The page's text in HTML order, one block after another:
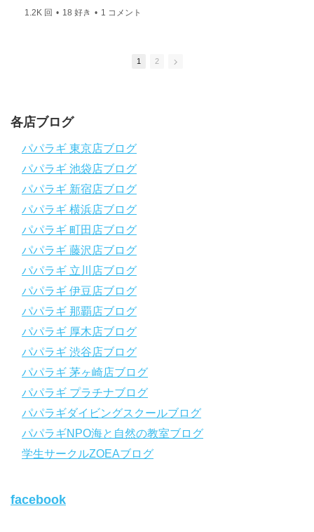
や悩みごとを解消するためのチャンネルです
ひとりでも多くの方に、素敵なダイビングライフを送っていただ
ダイビングのこんな情報を知りたいなどありましたらコメントを
～～～～～～～～～～～～～～～～～～～～～～～～～～～～
1986年創業！国内最大規模のスキューバダイビングスクール。
徹底した安全管理と、国内トップクラスの初心者ダイビングライ
センス認定実績。
～～～～～～～～～～～～～～～～～～～～～～～～～～～～
【スマホで見れるWebマニュアル！】
パパラギ公式LINEにご登録の上、メニューから「動画資料」を
タップ！
↓↓↓↓↓↓こちら
↓↓↓↓↓↓
https://www.papalagi.co.jp/lp/line_registration/.
＿＿＿＿＿＿＿＿＿＿＿＿＿＿＿＿＿＿＿＿＿＿＿＿＿＿＿＿
https://www.papalagi.co.jp/lp/line_registration/.
YouTubeで言えない話をこっそり配信
◆ライセンス取得の前に知っておきたい情報満載の動画はコチラ
https://youtu.be/UBiZ64WlU7c?si=I5rkY-mkfTCxZVn7
◆ライセンス取得コースについて知りたい方はコチラ
ode
【パパラギダイビングスクール ホームページ】
https://www.papalagi.co.jp
旬な海の情報はコチラから！
1.2K 回 • 18 好き • 1 コメント
1 2
各店ブログ
パパラギ 東京店ブログ
パパラギ 池袋店ブログ
パパラギ 新宿店ブログ
パパラギ 横浜店ブログ
パパラギ 町田店ブログ
パパラギ 藤沢店ブログ
パパラギ 立川店ブログ
パパラギ 伊豆店ブログ
パパラギ 那覇店ブログ
パパラギ 厚木店ブログ
パパラギ 渋谷店ブログ
パパラギ 茅ヶ崎店ブログ
パパラギ プラチナブログ
パパラギダイビングスクールブログ
パパラギNPO海と自然の教室ブログ
学生サークルZOEAブログ
facebook